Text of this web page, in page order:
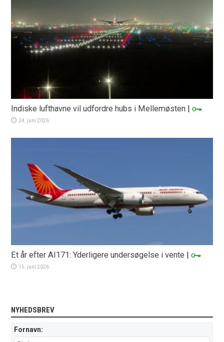
Indiske lufthavne vil udfordre hubs i Mellemøsten |
24. juni 2026
Et år efter AI171: Yderligere undersøgelse i vente |
15. juni 2026
NYHEDSBREV
Fornavn: